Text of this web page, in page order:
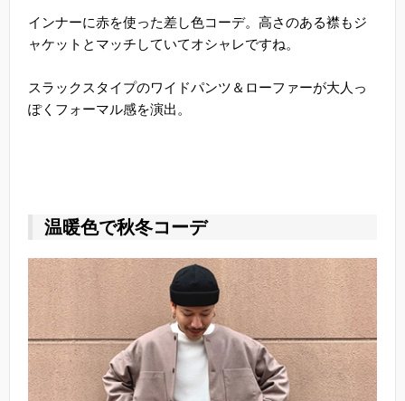
インナーに赤を使った差し色コーデ。高さのある襟もジ
ャケットとマッチしていてオシャレですね。
スラックスタイプのワイドパンツ＆ローファーが大人っ
ぽくフォーマル感を演出。
温暖色で秋冬コーデ